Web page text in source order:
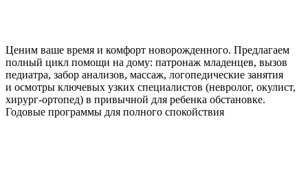
Ценим ваше время и комфорт новорожденного. Предлагаем
полный цикл помощи на дому: патронаж младенцев, вызов
педиатра, забор анализов, массаж, логопедические занятия
и осмотры ключевых узких специалистов (невролог, окулист,
хирург-ортопед) в привычной для ребенка обстановке.
Годовые программы для полного спокойствия